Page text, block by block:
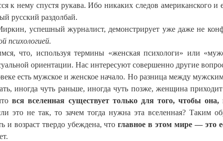
к нему спустя рукава. Ибо никаких следов американского
русский раздолбай.
успешный журналист, демонстрирует уже даже не
психологией.
что, используя термины «женская психологи» или
ориентации. Нас интересуют совершенно другие
есть мужское и женское начало. Но разница между
иногда чуть раньше, иногда чуть позже, женщина
вся вселенная существует только для того, чтобы
это не так, то зачем тогда нужна эта вселенная? Таким
и возраст твердо убеждена, чтоглавное в этом мире — это